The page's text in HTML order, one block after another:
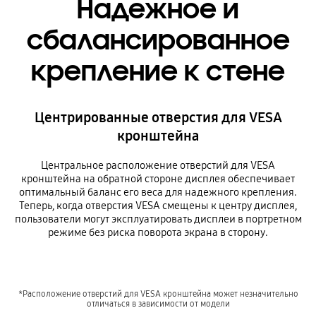
Надежное и
сбалансированное
крепление к стене
Центрированные отверстия для VESA
кронштейна
Центральное расположение отверстий для VESA
кронштейна на обратной стороне дисплея обеспечивает
оптимальный баланс его веса для надежного крепления.
Теперь, когда отверстия VESA смещены к центру дисплея,
пользователи могут эксплуатировать дисплеи в портретном
режиме без риска поворота экрана в сторону.
*Расположение отверстий для VESA кронштейна может незначительно
отличаться в зависимости от модели